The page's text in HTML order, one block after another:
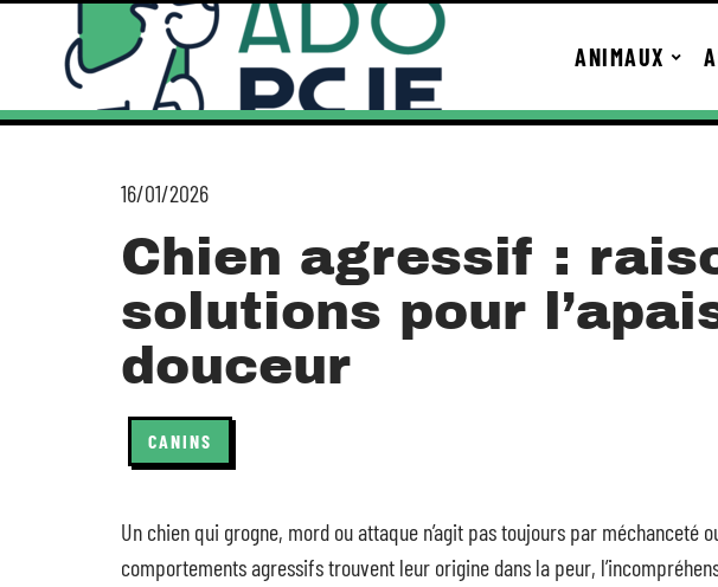
ANIMAUX
16/01/2026
Chien agressif :
solutions pour
douceur
CANINS
Un chien qui grogne, mord ou attaque n’agit pas toujours par méchanceté
comportements agressifs trouvent leur origine dans la peur,